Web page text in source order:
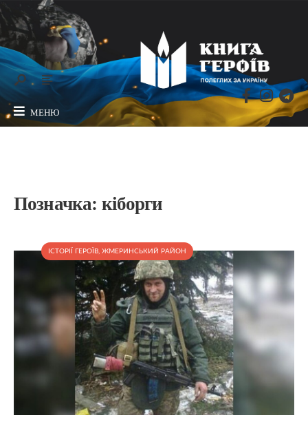
МЕНЮ
Позначка: кіборги
ІСТОРІЇ ГЕРОЇВ, ЖМЕРИНСЬКИЙ РАЙОН